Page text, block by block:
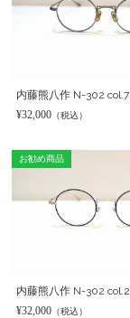
内藤熊八作 N-302 col.7
¥32,000 （税込）
お勧め商品
内藤熊八作 N-302 col.2
¥32,000 （税込）